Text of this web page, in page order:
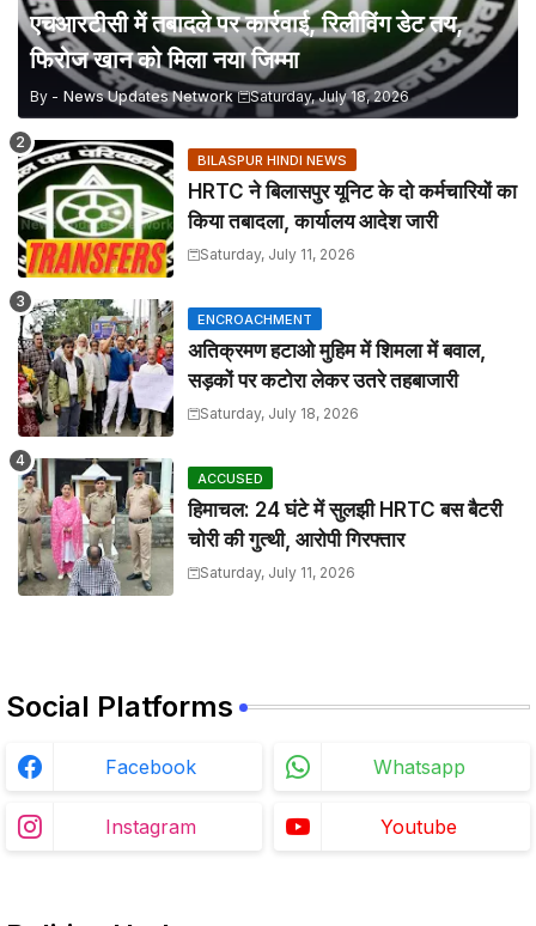
एचआरटीसी में तबादले पर कार्रवाई, रिलीविंग डेट तय,
फिरोज खान को मिला नया जिम्मा
By - News Updates Network Saturday, July 18, 2026
BILASPUR HINDI NEWS
HRTC ने बिलासपुर यूनिट के दो कर्मचारियों का
किया तबादला, कार्यालय आदेश जारी
Saturday, July 11, 2026
ENCROACHMENT
अतिक्रमण हटाओ मुहिम में शिमला में बवाल,
सड़कों पर कटोरा लेकर उतरे तहबाजारी
Saturday, July 18, 2026
ACCUSED
हिमाचल: 24 घंटे में सुलझी HRTC बस बैटरी
चोरी की गुत्थी, आरोपी गिरफ्तार
Saturday, July 11, 2026
Social Platforms
Facebook Whatsapp
Instagram Youtube